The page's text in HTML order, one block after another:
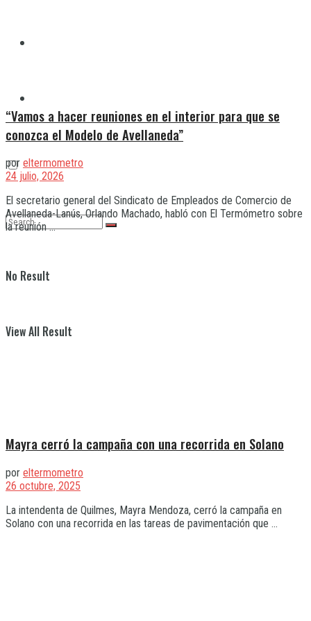
No Result
View All Result
“Vamos a hacer reuniones en el interior para que se
conozca el Modelo de Avellaneda”
por eltermometro
24 julio, 2026
El secretario general del Sindicato de Empleados de Comercio de
Avellaneda-Lanús, Orlando Machado, habló con El Termómetro sobre
la reunión ...
Mayra cerró la campaña con una recorrida en Solano
por eltermometro
26 octubre, 2025
La intendenta de Quilmes, Mayra Mendoza, cerró la campaña en
Solano con una recorrida en las tareas de pavimentación que ...